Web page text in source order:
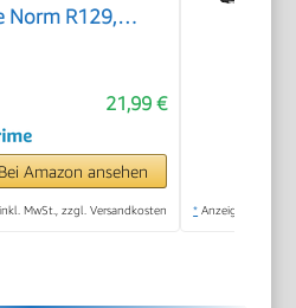
Norm R129,
21,99 €
Amazon ansehen
MwSt., zzgl. Versandkosten * Anzeige